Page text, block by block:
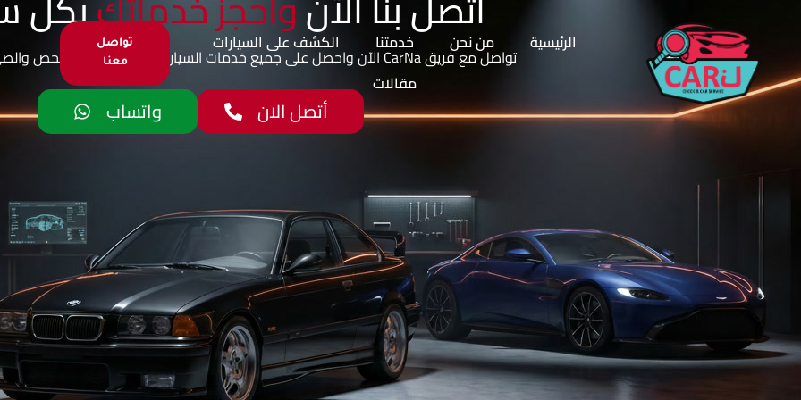
الرئيسية من نحن خدمتنا
الكشف على السيارات
مقالات
تواصل
معنا​
تواصل مع فريق CarNa الآن واحصل على جميع خدمات السيارات بسهولة، من الفحص والصيانة إلى البيع والشراء
أتصل الان واتساب